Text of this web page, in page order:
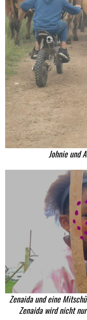
Johnie und
Zenaida und eine
Zenaida wird nicht